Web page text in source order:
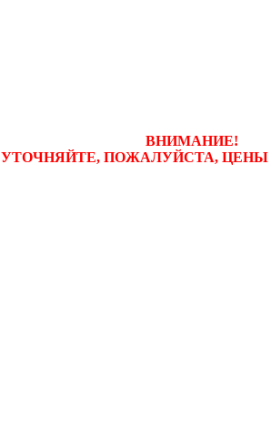
ВНИМАНИЕ!
УТОЧНЯЙТЕ, ПОЖАЛУЙСТА, ЦЕНЫ